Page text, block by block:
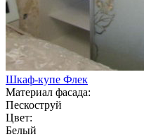
Шкаф-купе Флек
Материал фасада:
Пескоструй
Цвет:
Белый